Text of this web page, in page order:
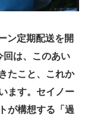
ン定期配送を開
は、このあい
たこと、これか
ます。セイノー
が構想する「過